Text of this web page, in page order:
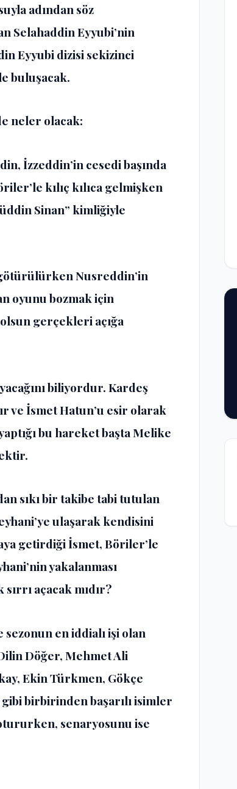
adından söz
Selahaddin Eyyubi’nin
Eyyubi dizisi sekizinci
buluşacak.
neler olacak:
İzzeddin’in cesedi başında
kılıç kılıca gelmişken
Sinan” kimliğiyle
Nusreddin’in
oyunu bozmak için
gerçekleri açığa
biliyordur. Kardeş
ve İsmet Hatun’u esir olarak
bu hareket başta Melike
sıkı bir takibe tabi tutulan
ulaşarak kendisini
getirdiği İsmet, Böriler’le
yakalanması
açacak mıdır?
en iddialı işi olan
Döğer, Mehmet Ali
Ekin Türkmen, Gökçe
gibi birbirinden başarılı isimler
senaryosunu ise